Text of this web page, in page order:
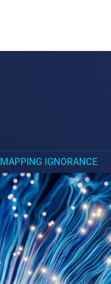
MAPPING IGNORANCE